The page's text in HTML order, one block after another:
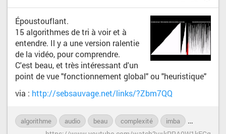
Époustouflant.
15 algorithmes de tri à voir et à
entendre. Il y a une version ralentie
de la vidéo, pour comprendre.
C'est beau, et très intéressant d'un
point de vue "fonctionnement global" ou "heuristique"
via : http://sebsauvage.net/links/?Zbm7QQ
algorithme audio beau complexité imba